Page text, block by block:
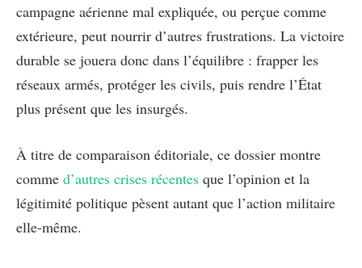
campagne aérienne mal expliquée, ou perçue comme
extérieure, peut nourrir d’autres frustrations. La victoire
durable se jouera donc dans l’équilibre : frapper les
réseaux armés, protéger les civils, puis rendre l’État
plus présent que les insurgés.
À titre de comparaison éditoriale, ce dossier montre
comme d’autres crises récentes que l’opinion et la
légitimité politique pèsent autant que l’action militaire
elle-même.